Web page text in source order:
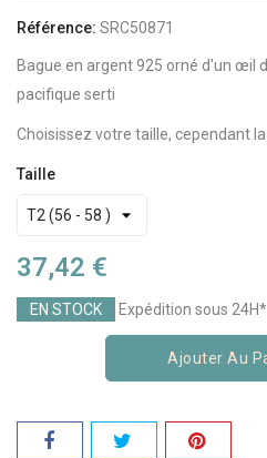
Référence: SRC50871
Bague en argent 925 orné d'un œil
pacifique serti
Choisissez votre taille, cependant
Taille
37,42 €
EN STOCK Expédition sous 24H*
Ajouter Au